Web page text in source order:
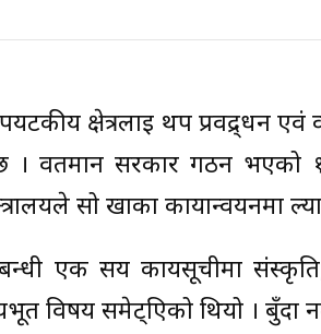
क्षेत्रलाई थप प्रवद्र्धन
। वर्तमान सरकार गठन भएको
सो खाका कार्यान्वयनमा
एक सय कार्यसूचीमा
विषय समेट्एिको थियो । बुँदा